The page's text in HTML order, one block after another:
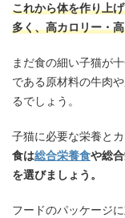
これから体を作り上
多く、高カロリー・
まだ食の細い子猫が
である原材料の牛肉
るでしょう。
子猫に必要な栄養と
食は総合栄養食や総
を選びましょう。
フードのパッケージに